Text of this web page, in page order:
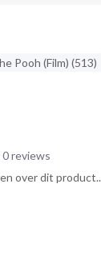
Pooh (Film) (513)
0 reviews
over dit product..